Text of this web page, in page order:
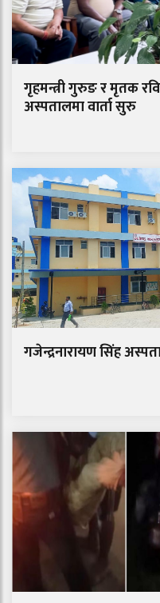
गृहमन्त्री गुरुङ र मृतक
अस्पतालमा वार्ता सुरु
गजेन्द्रनारायण सिंह